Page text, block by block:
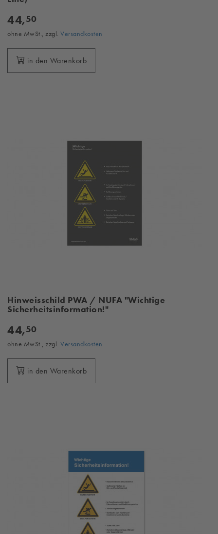
44,50
ohne MwSt., zzgl. Versandkosten
in den Warenkorb
Hinweisschild PWA / NUFA "Wichtige
Sicherheitsinformation!"
44,50
ohne MwSt., zzgl. Versandkosten
in den Warenkorb